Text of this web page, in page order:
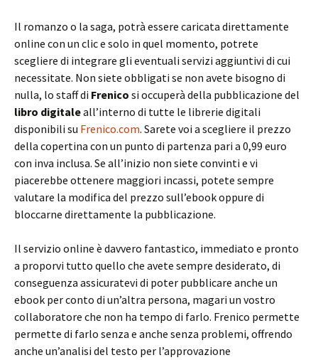
Il romanzo o la saga, potrà essere caricata direttamente
online con un clic e solo in quel momento, potrete
scegliere di integrare gli eventuali servizi aggiuntivi di cui
necessitate. Non siete obbligati se non avete bisogno di
nulla, lo staff di Frenico si occuperà della pubblicazione del
libro digitaleall’interno di tutte le librerie digitali
disponibili su Frenico.com. Sarete voi a scegliere il prezzo
della copertina con un punto di partenza pari a 0,99 euro
con inva inclusa. Se all’inizio non siete convinti e vi
piacerebbe ottenere maggiori incassi, potete sempre
valutare la modifica del prezzo sull’ebook oppure di
bloccarne direttamente la pubblicazione.
Il servizio online è davvero fantastico, immediato e pronto
a proporvi tutto quello che avete sempre desiderato, di
conseguenza assicuratevi di poter pubblicare anche un
ebook per conto di un’altra persona, magari un vostro
collaboratore che non ha tempo di farlo. Frenico permette
permette di farlo senza e anche senza problemi, offrendo
anche un’analisi del testo per l’approvazione